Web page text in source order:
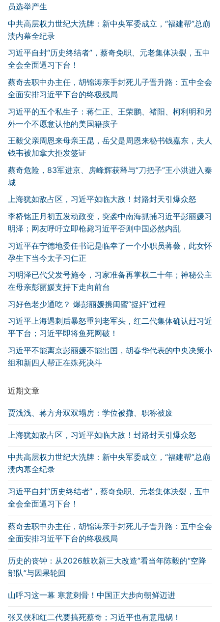
员选举产生
中共高层权力世纪大洗牌：新中央军委成立，“福建帮”总崩
溃内幕全纪录
习近平自封“历史终结者”，蔡奇免职、元老集体决裂，五中
全会全面逼习下台！
蔡奇去职中办主任，胡锦涛亲手封死儿子晋升路：五中全会
全面安排习近平下台的终极残局
习近平的五个私生子：蒋仁正、王荣鹏、褚阳、柯利明和另
外一个不愿意认他的美国籍孩子
王毅父亲周恩来母亲王昆，岳父是周恩来秘书钱嘉东，夫人
钱韦被加拿大拒发签证
蔡奇危险，83军进京、房峰辉获释与“刀把子”王小洪进入秦
城
上海犹如敌占区，习近平如临大敌！封路封天引爆众怒
李桥铭正月初五发动政变，突袭中南海抓捕习近平彭丽媛习
明泽；网友呼吁立即枪毙习近平否则中国必然内乱
习近平在宁德地委任书记是临幸了一个小职员蒋薇，此女怀
孕生下当今太子习仁正
习明泽已代父发号施令，习家准备再掌权二十年；神秘公主
在母亲彭丽媛支持下走向前台
习好色老少通吃？ 爆彭丽媛携闺蜜“捉奸”过程
习近平上海遇刺后暴怒重判老军头，红二代集体确认赶习近
平下台；习近平即将鱼死网破！
习近平不能离京彭丽媛不能出国，胡春华代表的中央决策小
组和新四人帮正在殊死决斗
近期文章
贾浅浅、蒋方舟双双塌房：学位被撤、职称被废
上海犹如敌占区，习近平如临大敌！封路封天引爆众怒
中共高层权力世纪大洗牌：新中央军委成立，“福建帮”总崩
溃内幕全纪录
习近平自封“历史终结者”，蔡奇免职、元老集体决裂，五中
全会全面逼习下台！
蔡奇去职中办主任，胡锦涛亲手封死儿子晋升路：五中全会
全面安排习近平下台的终极残局
历史的丧钟：从2026鼓吹新三大改造”看当年陈毅的“空降
部队”与因果轮回
山呼习这一幕 寒意刺骨！中国正大步向朝鲜迈进
张又侠和红二代要搞死蔡奇；习近平也有意甩锅！